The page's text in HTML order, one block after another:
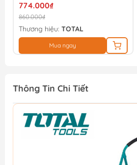
774.000₫
860.000₫
Thương hiệu: TOTAL
Mua ngay
Thông Tin Chi Tiết